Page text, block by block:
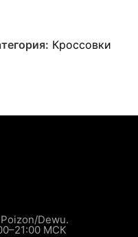
Кроссовки
Dewu.
МСК